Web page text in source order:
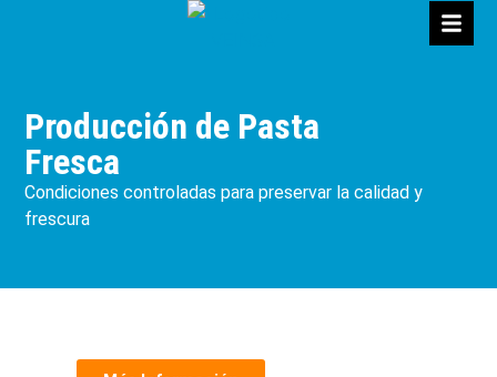
Producción de Pasta
Fresca
Condiciones controladas para preservar la calidad y
frescura